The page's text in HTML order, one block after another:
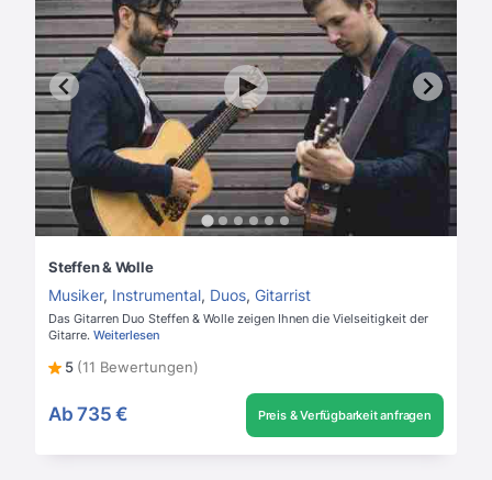
Steffen & Wolle
Musiker, Instrumental, Duos, Gitarrist
Das Gitarren Duo Steffen & Wolle zeigen Ihnen die Vielseitigkeit der
Gitarre. Weiterlesen
5 (11 Bewertungen)
Ab 735 € Preis & Verfügbarkeit anfragen